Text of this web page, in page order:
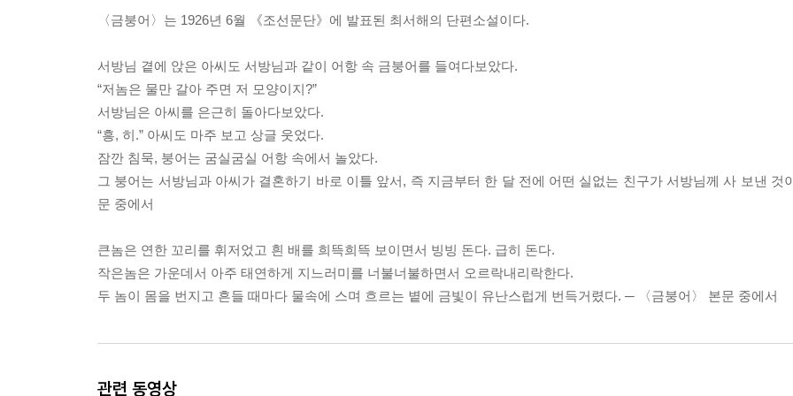
〈금붕어〉는 1926년 6월 《조선문단》에 발표된 최서해의 단편소설이다.
서방님 곁에 앉은 아씨도 서방님과 같이 어항 속 금붕어를 들여다보았다.
“저놈은 물만 갈아 주면 저 모양이지?”
서방님은 아씨를 은근히 돌아다보았다.
“흥, 히.” 아씨도 마주 보고 상글 웃었다.
잠깐 침묵, 붕어는 굼실굼실 어항 속에서 놀았다.
그 붕어는 서방님과 아씨가 결혼하기 바로 이틀 앞서, 즉 지금부터 한 달 전에 어떤 실없는 친구가 서방님께 사 보낸 것
문 중에서
큰놈은 연한 꼬리를 휘저었고 흰 배를 희뜩희뜩 보이면서 빙빙 돈다. 급히 돈다.
작은놈은 가운데서 아주 태연하게 지느러미를 너불너불하면서 오르락내리락한다.
두 놈이 몸을 번지고 흔들 때마다 물속에 스며 흐르는 볕에 금빛이 유난스럽게 번득거렸다. ─ 〈금붕어〉 본문 중에서
관련 동영상